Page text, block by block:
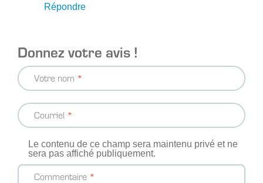
Répondre
Donnez votre avis !
Votre nom
Courriel
Le contenu de ce champ sera maintenu privé et ne
sera pas affiché publiquement.
Commentaire